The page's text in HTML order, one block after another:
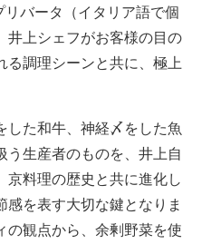
バータ（イタリア語で個
井上シェフがお客様の目の
る調理シーンと共に、極上
した和牛、神経〆をした魚
う生産者のものを、井上自
京料理の歴史と共に進化し
感を表す大切な鍵となりま
の観点から、余剰野菜を使